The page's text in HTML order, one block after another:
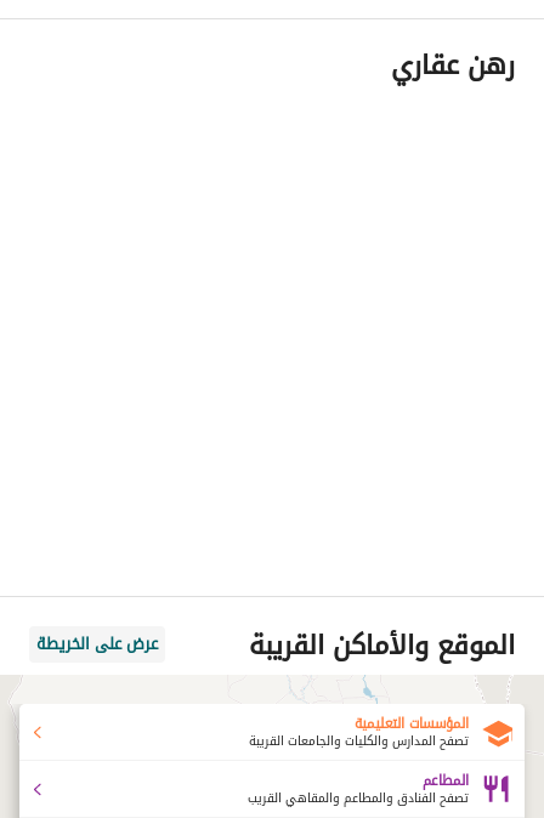
رهن عقاري
الموقع والأماكن القريبة عرض على الخريطة
المؤسسات التعليمية
تصفح المدارس والكليات والجامعات القريبة
المطاعم
تصفح الفنادق والمطاعم والمقاهي القريب